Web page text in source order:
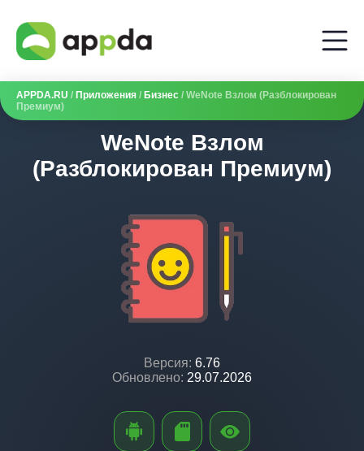
APPDA.RU / Приложения / Бизнес / WeNote Взлом (Разблокирован
Премиум)
WeNote Взлом
(Разблокирован Премиум)
Версия: 6.76
Обновлено: 29.07.2026